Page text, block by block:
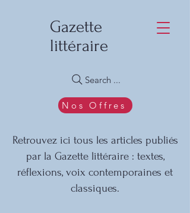
Gazette
littéraire
Search ...
Nos Offres
Retrouvez ici tous les articles publiés
par la Gazette littéraire : textes,
réflexions, voix contemporaines et
classiques.